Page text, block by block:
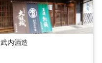
武内酒造